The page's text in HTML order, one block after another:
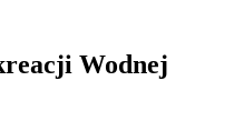
Wodnej